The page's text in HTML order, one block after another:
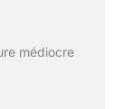
médiocre